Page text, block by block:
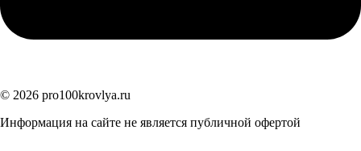
© 2026 pro100krovlya.ru
Информация на сайте не является публичной офертой